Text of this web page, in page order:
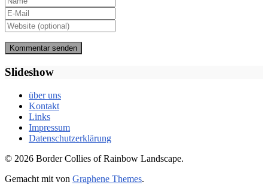
Slideshow
über uns
Kontakt
Links
Impressum
Datenschutzerklärung
© 2026 Border Collies of Rainbow Landscape.
Gemacht mit von Graphene Themes.